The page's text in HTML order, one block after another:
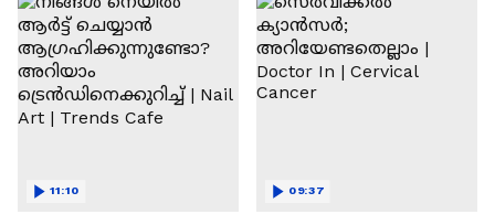
11:10 09:37